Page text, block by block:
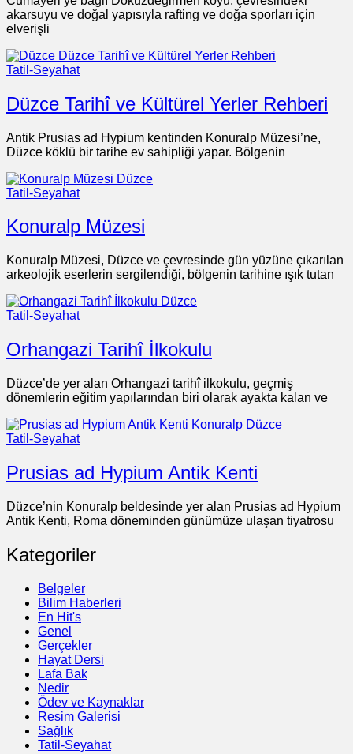
akarsuyu ve doğal yapısıyla rafting ve doğa sporları için
elverişli
Tatil-Seyahat
Düzce Tarihî ve Kültürel Yerler Rehberi
Antik Prusias ad Hypium kentinden Konuralp Müzesi’ne,
Düzce köklü bir tarihe ev sahipliği yapar. Bölgenin
Tatil-Seyahat
Konuralp Müzesi
Konuralp Müzesi, Düzce ve çevresinde gün yüzüne çıkarılan
arkeolojik eserlerin sergilendiği, bölgenin tarihine ışık tutan
Tatil-Seyahat
Orhangazi Tarihî İlkokulu
Düzce’de yer alan Orhangazi tarihî ilkokulu, geçmiş
dönemlerin eğitim yapılarından biri olarak ayakta kalan ve
Tatil-Seyahat
Prusias ad Hypium Antik Kenti
Düzce’nin Konuralp beldesinde yer alan Prusias ad Hypium
Antik Kenti, Roma döneminden günümüze ulaşan tiyatrosu
Kategoriler
Belgeler
Bilim Haberleri
En Hit's
Genel
Gerçekler
Hayat Dersi
Lafa Bak
Nedir
Ödev ve Kaynaklar
Resim Galerisi
Sağlık
Tatil-Seyahat